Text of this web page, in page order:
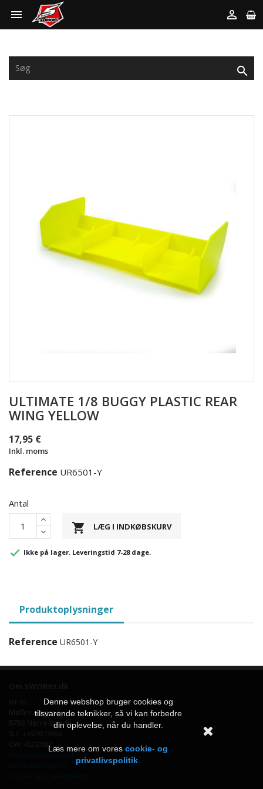
 

ULTIMATE 1/8 BUGGY PLASTIC REAR
WING YELLOW
17,95 €
Inkl. moms
Reference UR6501-Y
Antal
 LÆG I INDKØBSKURV
 Ikke på lager. Leveringstid 7-28 dage.
Produktoplysninger
Reference UR6501-Y
Møllevænget 5
8766 Nørre snede
CVR: 45253082
Denne webshop bruger cookies og
tilsvarende teknikker, så vi kan forbedre
din oplevelse, når du handler.
Læs mere om vores cookie- og
privatlivspolitik